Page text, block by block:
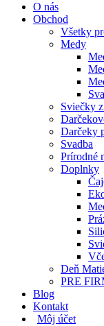
O nás
Obchod
Všetky
Medy
Sviečky
Darčeky
Svadba
Prírodné
Doplnky
Deň
PRE
Blog
Kontakt
Môj účet